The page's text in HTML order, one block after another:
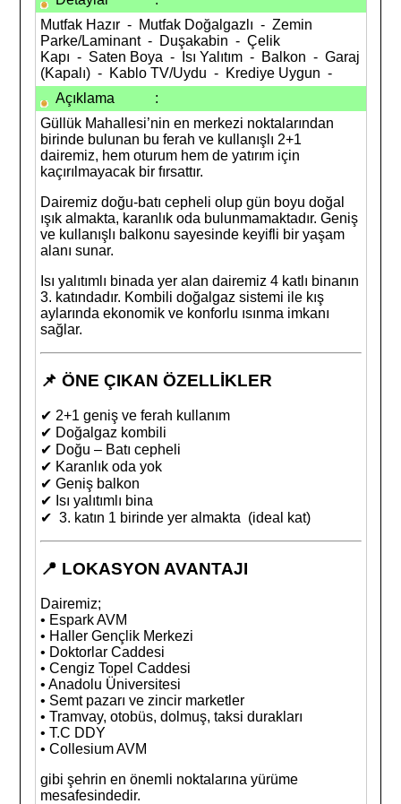
Mutfak Hazır - Mutfak Doğalgazlı - Zemin
Parke/Laminant - Duşakabin - Çelik
Kapı - Saten Boya - Isı Yalıtım - Balkon - Garaj
(Kapalı) - Kablo TV/Uydu - Krediye Uygun -
Açıklama
:
Güllük Mahallesi’nin en merkezi noktalarından
birinde bulunan bu ferah ve kullanışlı 2+1
dairemiz, hem oturum hem de yatırım için
kaçırılmayacak bir fırsattır.
Dairemiz doğu-batı cepheli olup gün boyu doğal
ışık almakta, karanlık oda bulunmamaktadır. Geniş
ve kullanışlı balkonu sayesinde keyifli bir yaşam
alanı sunar.
Isı yalıtımlı binada yer alan dairemiz 4 katlı binanın
3. katındadır. Kombili doğalgaz sistemi ile kış
aylarında ekonomik ve konforlu ısınma imkanı
sağlar.
📌 ÖNE ÇIKAN ÖZELLİKLER
✔ 2+1 geniş ve ferah kullanım
✔ Doğalgaz kombili
✔ Doğu – Batı cepheli
✔ Karanlık oda yok
✔ Geniş balkon
✔ Isı yalıtımlı bina
✔ 3. katın 1 birinde yer almakta (ideal kat)
📍 LOKASYON AVANTAJI
Dairemiz;
• Espark AVM
• Haller Gençlik Merkezi
• Doktorlar Caddesi
• Cengiz Topel Caddesi
• Anadolu Üniversitesi
• Semt pazarı ve zincir marketler
• Tramvay, otobüs, dolmuş, taksi durakları
• T.C DDY
• Collesium AVM
gibi şehrin en önemli noktalarına yürüme
mesafesindedir.